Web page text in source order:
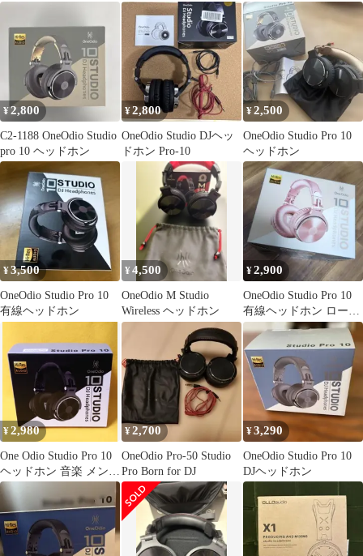
ン 本体
護・修理に mimimamo
スーパーストレッチ・
ヘッドホンカバー （サ
イズ：L、色：レッ
ド、型番：MHC-002-
RD）
ドフォン
¥2,800
C2-1188 OneOdio Studio
pro 10 ヘッドホン
¥2,800
OneOdio Studio DJヘッ
ドホン Pro-10
¥2,500
OneOdio Studio Pro 10
ヘッドホン
¥3,500
OneOdio Studio Pro 10
有線ヘッドホン
¥4,500
OneOdio M Studio
Wireless ヘッドホン
¥2,900
OneOdio Studio Pro 10
有線ヘッドホン ローズ
ゴールド
¥2,980
One Odio Studio Pro 10
ヘッドホン 音楽 メンズ
レディース 笑声出品商
品
¥2,700
OneOdio Pro-50 Studio
Pro Born for DJ
¥3,290
OneOdio Studio Pro 10
DJヘッドホン